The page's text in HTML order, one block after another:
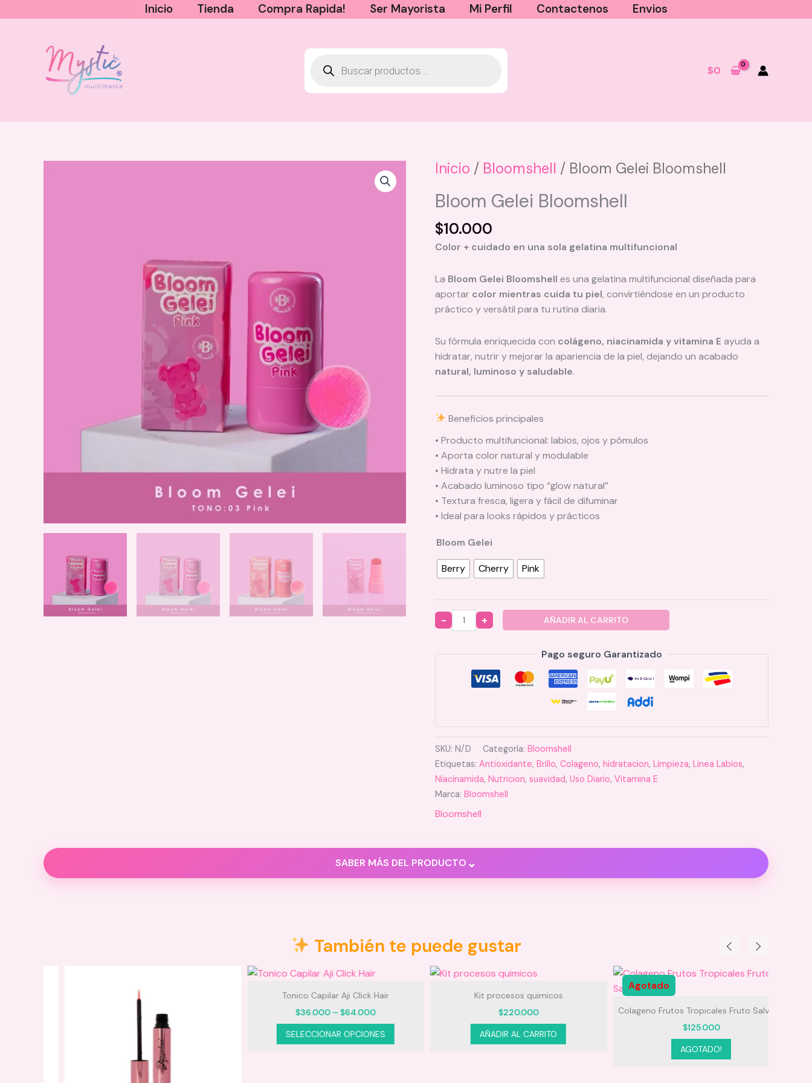
al
Inicio Tienda Compra Rapida! Ser Mayorista Mi Perfil Contactenos Envios
$0
Inicio / Bloomshell / Bloom Gelei Bloomshell
Bloom Gelei Bloomshell
$10.000
Color + cuidado en una sola gelatina multifuncional
La Bloom Gelei Bloomshell es una gelatina multifuncional diseñada para
aportar color mientras cuida tu piel, convirtiéndose en un producto
práctico y versátil para tu rutina diaria.
Su fórmula enriquecida con colágeno, niacinamida y vitamina E ayuda a
hidratar, nutrir y mejorar la apariencia de la piel, dejando un acabado
natural, luminoso y saludable.
Beneficios principales
• Producto multifuncional: labios, ojos y pómulos
• Aporta color natural y modulable
• Hidrata y nutre la piel
• Acabado luminoso tipo “glow natural”
• Textura fresca, ligera y fácil de difuminar
• Ideal para looks rápidos y prácticos
Bloom Gelei
Berry Cherry Pink
Quantity
AÑADIR AL CARRITO
Pago seguro Garantizado
SKU: N/D Categoría: Bloomshell
Etiquetas: Antioxidante, Brillo, Colageno, hidratacion, Limpieza, Linea Labios,
Niacinamida, Nutricion, suavidad, Uso Diario, Vitamina E
Marca: Bloomshell
Bloomshell
SABER MÁS DEL PRODUCTO ⌄
También te puede gustar
Tonico Capilar Aji Click Hair
36.000–$64.000Price
range:
$36.000
through
SELECCIONAR OPCIONES
Este
producto
Kit procesos quimicos
220.000
AÑADIR AL CARRITO
Agotado
Colageno Frutos Tropicales Fruto Salvajes
125.000
AGOTADO!